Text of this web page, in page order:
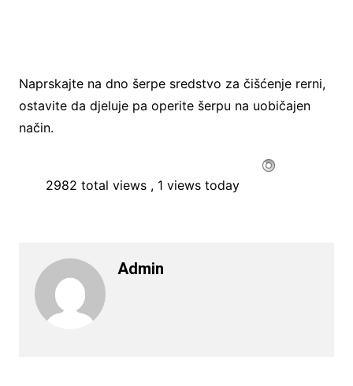
Naprskajte na dno šerpe sredstvo za čišćenje rerni,
ostavite da djeluje pa operite šerpu na uobičajen
način.
2982 total views , 1 views today
Admin